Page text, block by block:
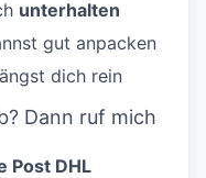
unterhalten
gut anpacken
dich rein
Dann ruf mich
Post DHL